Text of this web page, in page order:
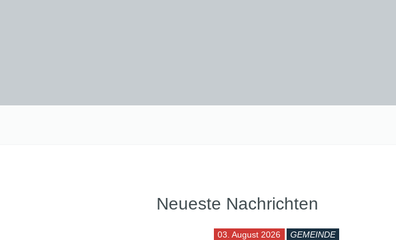
Neueste Nachrichten
03. August 2026 GEMEINDE